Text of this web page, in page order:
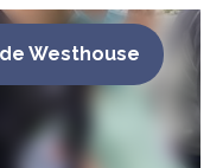
Westhouse